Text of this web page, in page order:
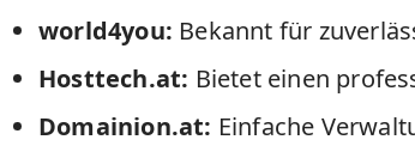
world4you: Bekannt für
Hosttech.at: Bietet einen
Domainion.at: Einfache